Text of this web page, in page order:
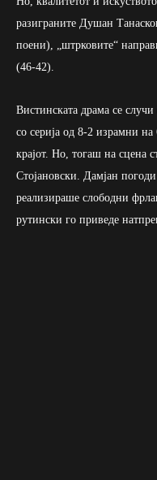
разиграните Душан
поени), „штрковите“
(46-42).
Вистинската драма се
со серија од 8-2 израмни
крајот. Но, тогаш на сцена
Стојановски. Дамјан
реализираше слободни
рутински го приведе